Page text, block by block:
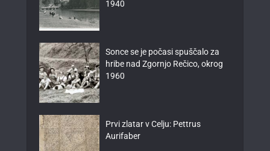
1940
Sonce se je počasi spuščalo za
hribe nad Zgornjo Rečico, okrog
1960
Prvi zlatar v Celju: Pettrus
Aurifaber